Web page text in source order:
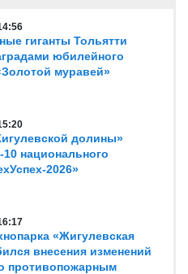
гиганты Тольятти
юбилейного
муравей»
долины»
национального
2026»
«Жигулевская
внесения изменений
противопожарным